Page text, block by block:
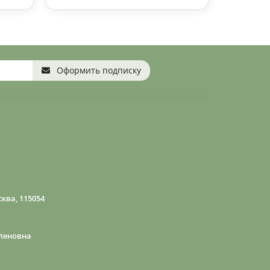
Оформить подписку
115054